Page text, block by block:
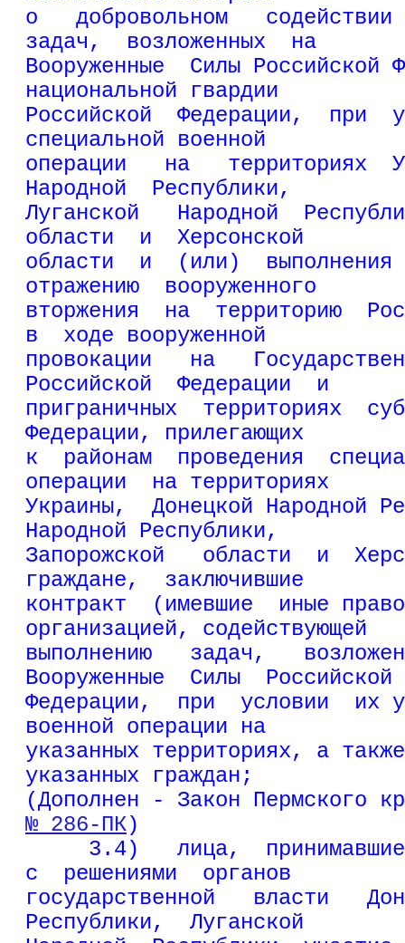
о   добровольном
задач,  возложенных  на
Вооруженные  Силы Российской
национальной гвардии
Российской  Федерации,  при
специальной военной
операции   на   территориях
Народной  Республики,
Луганской   Народной
области  и  Херсонской
области  и  (или)
отражению  вооруженного
вторжения  на  территорию
в  ходе вооруженной
провокации   на
Российской  Федерации  и
приграничных  территориях
Федерации, прилегающих
к  районам  проведения
операции  на территориях
Украины,  Донецкой Народной
Народной Республики,
Запорожской   области  и
граждане,  заключившие
контракт  (имевшие  иные
организацией, содействующей
выполнению   задач,
Вооруженные  Силы  Российской
Федерации,  при  условии  их
военной операции на
указанных территориях, а
указанных граждан;
(Дополнен - Закон Пермского
№ 286-ПК)
3.4)   лица,  принимавшие
с  решениями  органов
государственной   власти
Республики,  Луганской